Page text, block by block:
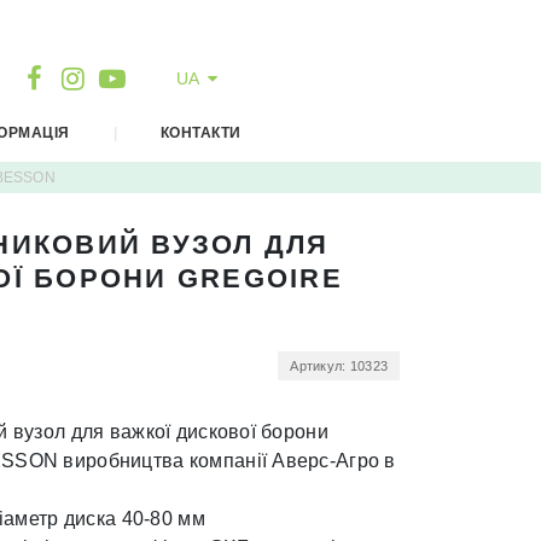
UA
FR
ДЛЯ СКАЧУВАННЯ
І ДОСТАВКА
КОНТАКТИ
ВУЗОЛ ДЛЯ
БОРОНИ GREGOIRE
Артикул: 10323
вузол для важкої дискової борони
виробництва компанії Аверс-Агро в
диска 40-80 мм